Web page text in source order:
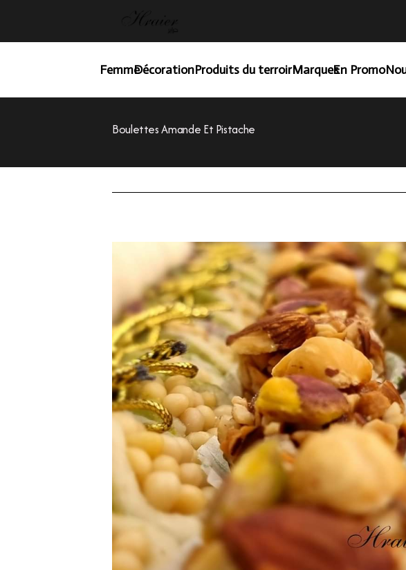
FemmeDécorationProduits du terroirMarquesEn Promo
Boulettes Amande Et Pistache